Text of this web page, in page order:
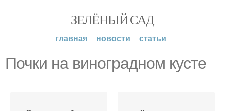
ЗЕЛЁНЫЙ САД
главная новости статьи
Почки на виноградном кусте